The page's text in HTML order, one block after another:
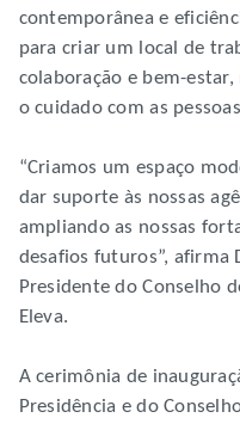
contemporânea e
para criar um local de
colaboração e bem-
o cuidado com as
“Criamos um espaço
dar suporte às nossas
ampliando as nossas
desafios futuros”, afirma
Presidente do Conselho
Eleva.
A cerimônia de
Presidência e do